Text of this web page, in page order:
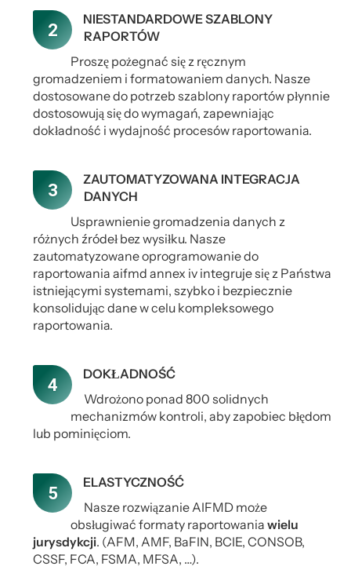
NIESTANDARDOWE SZABLONY
RAPORTÓW
Proszę pożegnać się z ręcznym
gromadzeniem i formatowaniem danych. Nasze
dostosowane do potrzeb szablony raportów płynnie
dostosowują się do wymagań, zapewniając
dokładność i wydajność procesów raportowania.
ZAUTOMATYZOWANA INTEGRACJA
DANYCH
Usprawnienie gromadzenia danych z
różnych źródeł bez wysiłku. Nasze
zautomatyzowane oprogramowanie do
raportowania aifmd annex iv integruje się z Państwa
istniejącymi systemami, szybko i bezpiecznie
konsolidując dane w celu kompleksowego
raportowania.
DOKŁADNOŚĆ
Wdrożono ponad 800 solidnych
mechanizmów kontroli, aby zapobiec błędom
lub pominięciom.
ELASTYCZNOŚĆ
Nasze rozwiązanie AIFMD może
obsługiwać formaty raportowaniawielu
jurysdykcji. (AFM, AMF, BaFIN, BCIE, CONSOB,
CSSF, FCA, FSMA, MFSA, …).